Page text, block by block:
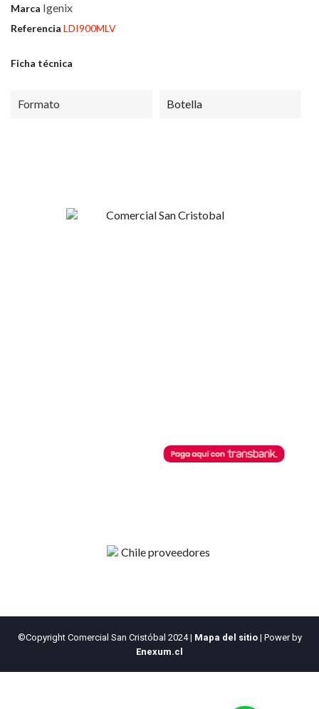
Marca Igenix
Referencia LDI900MLV
Ficha técnica
Formato Botella
©Copyright Comercial San Cristóbal 2024| Mapa del sitio| Power by
Enexum.cl